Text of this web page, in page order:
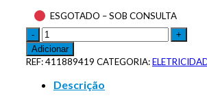
ESGOTADO – SOB CONSULTA
Adicionar
REF:411889419 CATEGORIA:
Descrição